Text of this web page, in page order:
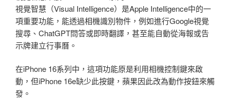
視覺智慧（Visual Intelligence）是Apple Intelligence中的一
項重要功能，能透過相機識別物件，例如進行Google視覺
搜尋、ChatGPT問答或即時翻譯，甚至能自動從海報或告
示牌建立行事曆。
在iPhone 16系列中，這項功能原是利用相機控制鍵來啟
動，但iPhone 16e缺少此按鍵，蘋果因此改為動作按鈕來觸
發。